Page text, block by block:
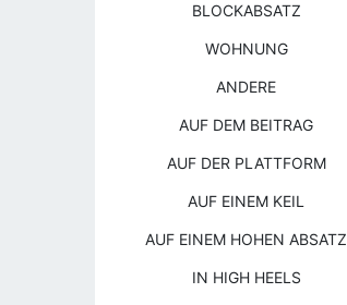
BLOCKABSATZ
WOHNUNG
ANDERE
AUF DEM BEITRAG
AUF DER PLATTFORM
AUF EINEM KEIL
AUF EINEM HOHEN ABSATZ
IN HIGH HEELS